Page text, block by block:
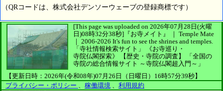
（QRコードは、株式会社デンソーウェーブの登録商標です）
[This page was uploaded on 2026年07月28日(火曜
日)08時32分38秒] 『お寺メイト』 ｜ Temple Mate
｜ 2006-2026 It's fun to see the shrines and temples.
「寺社情報検索サイト」
《お寺巡り・
寺院仏閣探索》
【歴史・寺院の調査】
「全国の
寺院の総合情報サイト ～寺院仏閣超入門～」
【更新日時：2026年(令和08年)07月26日（日曜日）16時57分39秒】
プライバシー・ポリシー 、 稼働環境 、 利用規約